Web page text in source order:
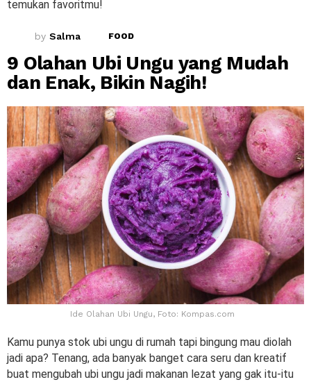
temukan favoritmu!
by Salma FOOD
9 Olahan Ubi Ungu yang Mudah
dan Enak, Bikin Nagih!
Ide Olahan Ubi Ungu, Foto: Kompas.com
Kamu punya stok ubi ungu di rumah tapi bingung mau diolah
jadi apa? Tenang, ada banyak banget cara seru dan kreatif
buat mengubah ubi ungu jadi makanan lezat yang gak itu-itu